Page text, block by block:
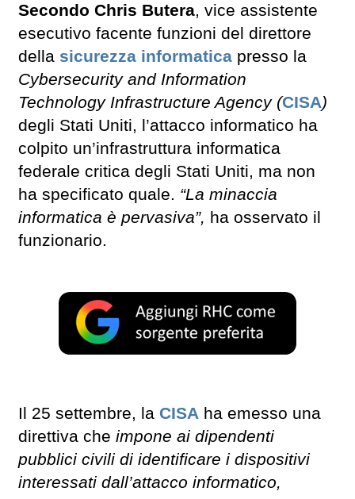
Secondo Chris Butera, vice assistente
esecutivo facente funzioni del direttore
della sicurezza informatica presso la
Cybersecurity and Information
Technology Infrastructure Agency (CISA)
degli Stati Uniti, l’attacco informatico ha
colpito un’infrastruttura informatica
federale critica degli Stati Uniti, ma non
ha specificato quale. “La minaccia
informatica è pervasiva”, ha osservato il
funzionario.
Il 25 settembre, la CISA ha emesso una
direttiva che impone ai dipendenti
pubblici civili di identificare i dispositivi
interessati dall’attacco informatico,